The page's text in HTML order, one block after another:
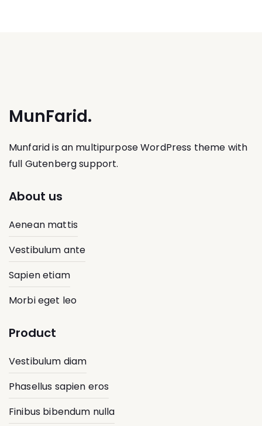
MunFarid.
Munfarid is an multipurpose WordPress theme with
full Gutenberg support.
About us
Aenean mattis
Vestibulum ante
Sapien etiam
Morbi eget leo
Product
Vestibulum diam
Phasellus sapien eros
Finibus bibendum nulla